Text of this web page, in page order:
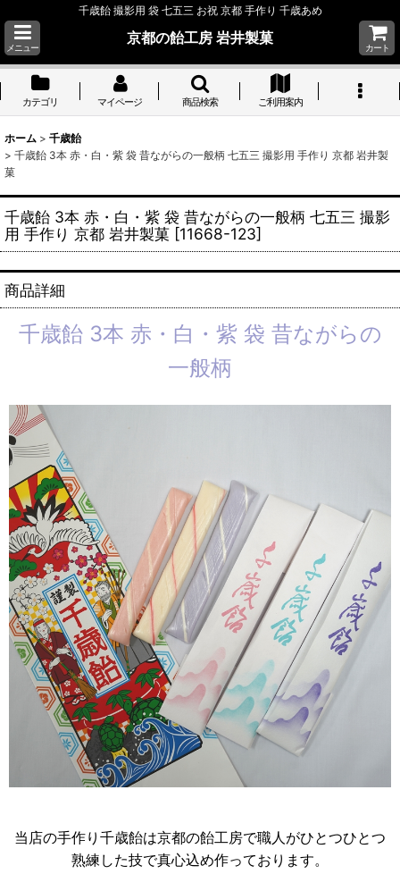
千歳飴 撮影用 袋 七五三 お祝 京都 手作り 千歳あめ
メニュー
京都の飴工房 岩井製菓
カート
カテゴリ マイページ 商品検索 ご利用案内
ホーム > 千歳飴
> 千歳飴 3本 赤・白・紫 袋 昔ながらの一般柄 七五三 撮影用 手作り 京都 岩井製
菓
千歳飴 3本 赤・白・紫 袋 昔ながらの一般柄 七五三 撮影
用 手作り 京都 岩井製菓 [11668-123]
商品詳細
千歳飴 3本 赤・白・紫 袋 昔ながらの
一般柄
当店の手作り千歳飴は京都の飴工房で職人がひとつひとつ
熟練した技で真心込め作っております。